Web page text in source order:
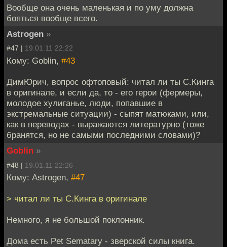
Вообще она очень маленькая и по уму должна
бояться вообще всего.
Astrogen »
#47 | 19.01.11 22:22
Кому: Goblin, #43
ДимЮрич, вопрос офтоповый: читал ли ты С.Кинга
в оригинале, и если да, то - его герои (фермеры,
молодое хулиганье, люди, попавшие в
экстремальные ситуации) - сыпят матюками, или,
как в переводах - выражаются литературно (тоже
бранятся, но не самыми последними словами)?
Goblin »
#48 | 19.01.11 22:26
Кому: Astrogen, #47
> читал ли ты С.Кинга в оригинале
Немного, я не большой поклонник.
Дома есть Pet Sematary - зверской силы книга.